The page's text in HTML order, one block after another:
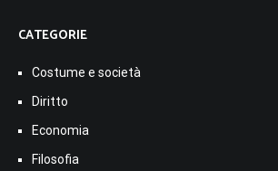
CATEGORIE
Costume e società
Diritto
Economia
Filosofia